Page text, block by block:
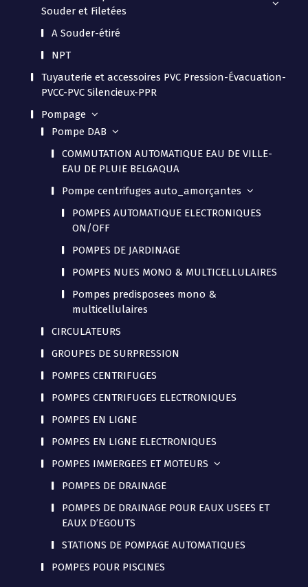
Souder et Filetées
A Souder-étiré
NPT
Tuyauterie et accessoires PVC Pression-Évacuation-
PVCC-PVC Silencieux-PPR
Pompage
Pompe DAB
COMMUTATION AUTOMATIQUE EAU DE VILLE-
EAU DE PLUIE BELGAQUA
Pompe centrifuges auto_amorçantes
POMPES AUTOMATIQUE ELECTRONIQUES
ON/OFF
POMPES DE JARDINAGE
POMPES NUES MONO & MULTICELLULAIRES
Pompes predisposees mono &
multicellulaires
CIRCULATEURS
GROUPES DE SURPRESSION
POMPES CENTRIFUGES
POMPES CENTRIFUGES ELECTRONIQUES
POMPES EN LIGNE
POMPES EN LIGNE ELECTRONIQUES
POMPES IMMERGEES ET MOTEURS
POMPES DE DRAINAGE
POMPES DE DRAINAGE POUR EAUX USEES ET
EAUX D’EGOUTS
STATIONS DE POMPAGE AUTOMATIQUES
POMPES POUR PISCINES